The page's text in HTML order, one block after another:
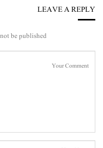
LEAVE A REPLY
be published.